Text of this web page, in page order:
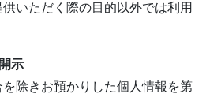
いただく際の目的以外では利用
示
除きお預かりした個人情報を第